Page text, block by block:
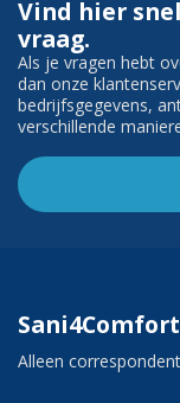
Vind hier
vraag.
Als je vragen hebt
dan onze
bedrijfsgegevens,
verschillende
Alleen